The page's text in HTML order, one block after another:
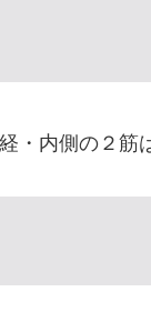
・内側の２筋